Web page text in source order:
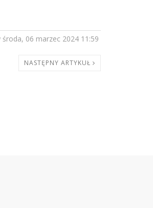
06 marzec 2024 11:59
NASTĘPNY ARTYKUŁ